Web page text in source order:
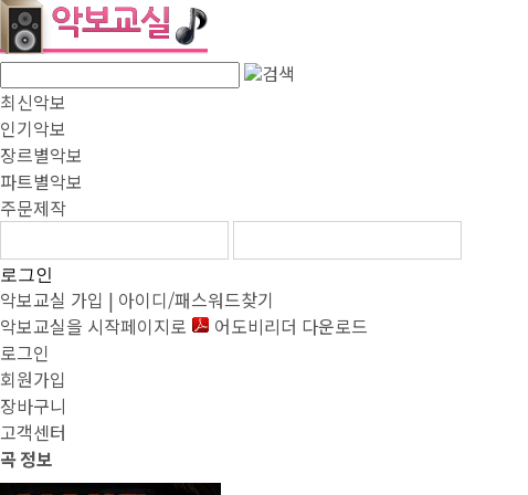
최신악보
인기악보
장르별악보
파트별악보
주문제작
로그인
악보교실 가입 | 아이디/패스워드찾기
악보교실을 시작페이지로
어도비리더 다운로드
로그인
회원가입
장바구니
고객센터
곡정보